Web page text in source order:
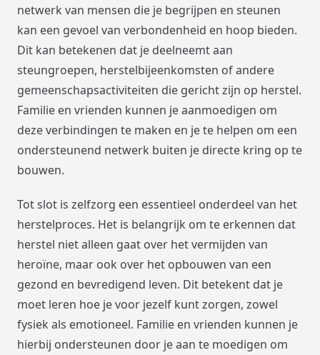
netwerk van mensen die je begrijpen en steunen
kan een gevoel van verbondenheid en hoop bieden.
Dit kan betekenen dat je deelneemt aan
steungroepen, herstelbijeenkomsten of andere
gemeenschapsactiviteiten die gericht zijn op herstel.
Familie en vrienden kunnen je aanmoedigen om
deze verbindingen te maken en je te helpen om een
ondersteunend netwerk buiten je directe kring op te
bouwen.
Tot slot is zelfzorg een essentieel onderdeel van het
herstelproces. Het is belangrijk om te erkennen dat
herstel niet alleen gaat over het vermijden van
heroïne, maar ook over het opbouwen van een
gezond en bevredigend leven. Dit betekent dat je
moet leren hoe je voor jezelf kunt zorgen, zowel
fysiek als emotioneel. Familie en vrienden kunnen je
hierbij ondersteunen door je aan te moedigen om